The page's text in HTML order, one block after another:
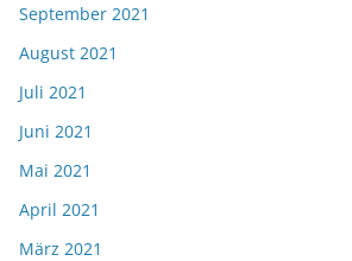
September 2021
August 2021
Juli 2021
Juni 2021
Mai 2021
April 2021
März 2021